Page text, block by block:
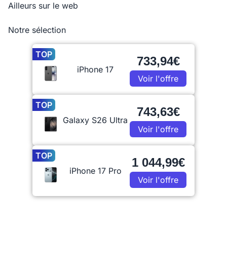
Ailleurs sur le web
Notre sélection
TOP
iPhone 17
733,94€
Voir l'offre
TOP
Galaxy S26 Ultra
743,63€
Voir l'offre
TOP
iPhone 17 Pro
1 044,99€
Voir l'offre